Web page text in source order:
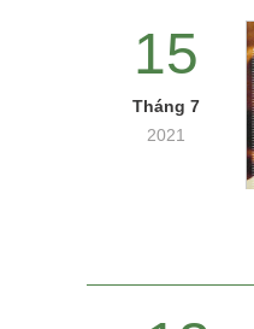
15
Tháng 7
2021